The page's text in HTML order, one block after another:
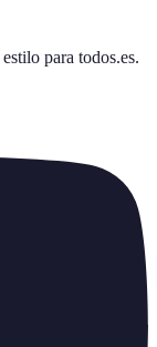
estilo para todos.es.